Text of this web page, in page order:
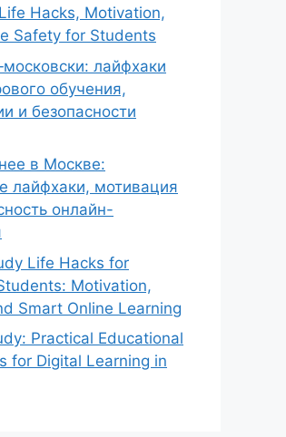
Hacks, Motivation,
Safety for Students
лайфхаки
обучения,
и безопасности
в Москве:
лайфхаки, мотивация
онлайн-
Life Hacks for
Motivation,
Smart Online Learning
Practical Educational
for Digital Learning in